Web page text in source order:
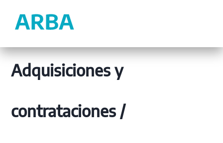
Adquisiciones y
contrataciones /